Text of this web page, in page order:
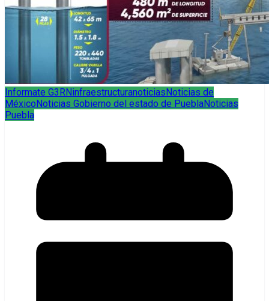
Informate G3RNinfraestructuranoticias Noticias de
México Noticias Gobierno del estado de PueblaNoticias
Puebla